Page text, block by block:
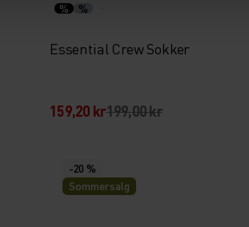
% %
Essential Crew Sokker
159,20 kr199,00 kr
-20 %
Sommersalg